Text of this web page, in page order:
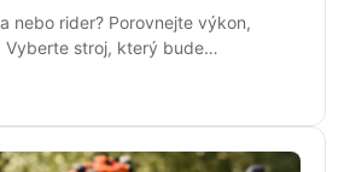
nebo rider? Porovnejte výkon,
Vyberte stroj, který bude